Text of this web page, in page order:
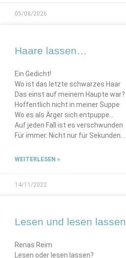
05/08/2026
Haare lassen…
Ein Gedicht!
Wo ist das letzte schwarzes Haar
Das einst auf meinem Haupte war?
Hoffentlich nicht in meiner Suppe
Wo es als Ärger sich entpuppe…
Auf jeden Fall ist es verschwunden
Für immer. Nicht nur für Sekunden…
WEITERLESEN »
14/11/2022
Lesen und lesen lassen
Renas Reim
Lesen oder lesen lassen?